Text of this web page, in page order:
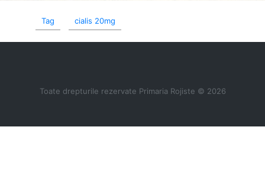
Tag cialis 20mg
Toate drepturile rezervate Primaria Rojiste © 2026